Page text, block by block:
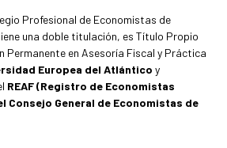
Profesional de Economistas de
una doble titulación, es Título Propio
Permanente en Asesoría Fiscal y Práctica
Europea del Atlántico y
REAF (Registro de Economistas
Consejo General de Economistas de